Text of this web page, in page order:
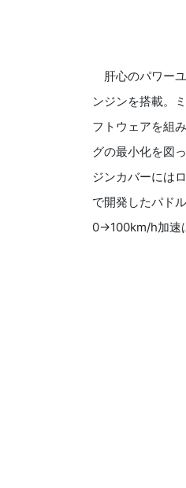
肝心のパワー
ンジンを搭載。
フトウェアを組
グの最小化を図
ジンカバーには
で開発したパド
0→100km/h加速